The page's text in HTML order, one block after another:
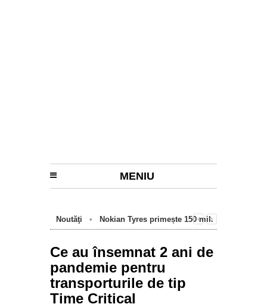
MENIU
Noutăţi •
Nokian Tyres primește 150 mil.
cu emisii zero de la Oradea
Ce au însemnat 2 ani de
pandemie pentru
transporturile de tip
Time Critical